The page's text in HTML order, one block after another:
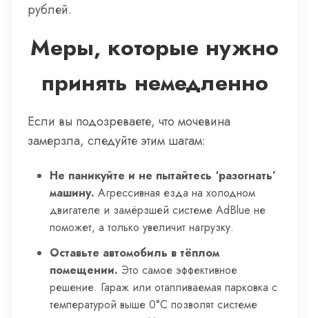
рублей.
Меры, которые нужно
принять немедленно
Если вы подозреваете, что мочевина
замерзла, следуйте этим шагам:
Не паникуйте и не пытайтесь ‘разогнать’
машину. Агрессивная езда на холодном
двигателе и замёрзшей системе AdBlue не
поможет, а только увеличит нагрузку.
Оставьте автомобиль в тёплом
помещении. Это самое эффективное
решение. Гараж или отапливаемая парковка с
температурой выше 0°C позволят системе